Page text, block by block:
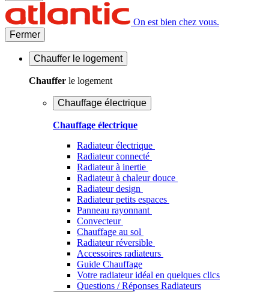
On est bien chez vous.
Fermer
Chauffer le logement
Chauffer le logement
Chauffage électrique
Chauffage électrique
Radiateur électrique
Radiateur connecté
Radiateur à inertie
Radiateur à chaleur douce
Radiateur design
Radiateur petits espaces
Panneau rayonnant
Convecteur
Chauffage au sol
Radiateur réversible
Accessoires radiateurs
Guide Chauffage
Votre radiateur idéal en quelques clics
Questions / Réponses Radiateurs